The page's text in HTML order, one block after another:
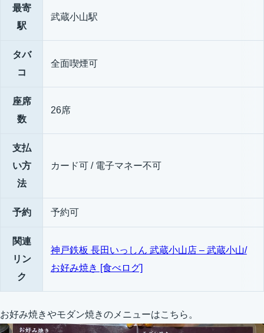
最寄
駅
武蔵小山駅
タバ
コ
全面喫煙可
座席
数
26席
支払
い方
法
カード可 / 電子マネー不可
予約 予約可
関連
リン
ク
神戸鉄板 長田いっしん 武蔵小山店 – 武蔵小山/
お好み焼き [食べログ]
お好み焼きやモダン焼きのメニューはこちら。